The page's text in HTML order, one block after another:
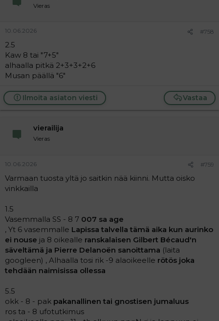
Vieras
10.06.2026 #758
2.5
Kaw 8 tai "7+5"
alhaalla pitkä 2+3+3+2+6
Musan päällä "6"
Vastaa
Ilmoita asiaton viesti
vierailija
Vieras
10.06.2026 #759
Varmaan tuosta yltä jo saitkin nää kiinni. Mutta oisko
vinkkailla
1.5
Vasemmalla SS - 8 7 007 sa age
, Yt 6 vasemmalle Lapissa talvella tämä aika kun aurinko
ei nouse ja 8 oikealle ranskalaisen Gilbert Bécaud'n
säveltämä ja Pierre Delanoën sanoittama (laita
googleen) , Alhaalla tosi rik -9 alaoikeelle rötös joka
tehdään naimisissa ollessa
5.5
okk - 8 - pak pakanallinen tai gnostisen jumaluus
ros ta - 8 ufotutkimus